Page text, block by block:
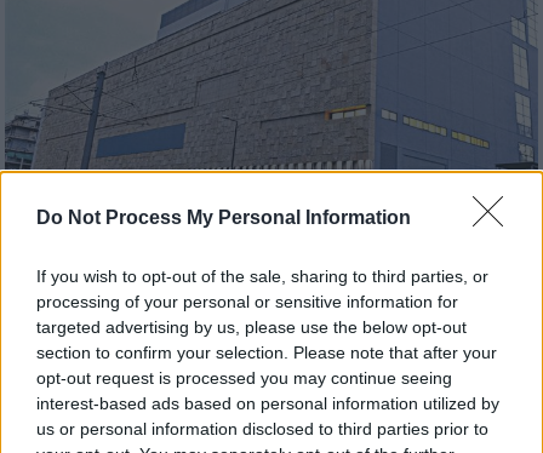
Do Not Process My Personal Information
If you wish to opt-out of the sale, sharing to third parties, or
processing of your personal or sensitive information for
targeted advertising by us, please use the below opt-out
section to confirm your selection. Please note that after your
opt-out request is processed you may continue seeing
interest-based ads based on personal information utilized by
us or personal information disclosed to third parties prior to
Πολιτισμός|02.11.2018 14:59
ΕΜΣΤ: «Ξεκαθαρίσµατα» πριν από την
αποχώρηση
Ενοχληµένη δήλωσε στο «Εθνος» η Κατερίνα
Κοσκινά για την κατηγορία που της απέδιδε
µια ανακοίνωση εργαζοµένων